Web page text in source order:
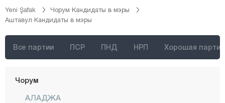
Yeni Şafak
Чорум Кандидаты в мэры
Аштавул Кандидаты в мэры
Все партии ПСР ПНД НРП Хорошая партия
Бурдур
Бурса
Чанкыры
Чорум
АЛАДЖА